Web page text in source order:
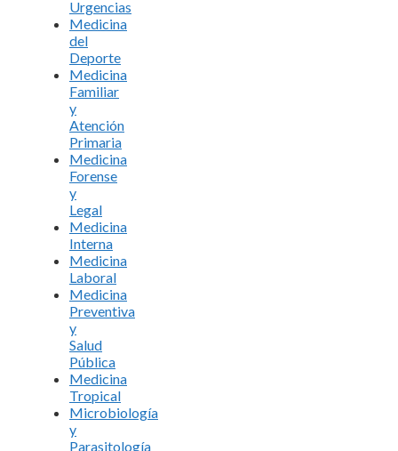
Urgencias
Medicina
del
Deporte
Medicina
Familiar
y
Atención
Primaria
Medicina
Forense
y
Legal
Medicina
Interna
Medicina
Laboral
Medicina
Preventiva
y
Salud
Pública
Medicina
Tropical
Microbiología
y
Parasitología